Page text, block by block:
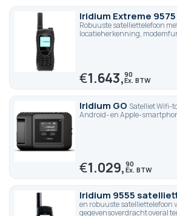
Iridium Extreme
Robuuste satelliettelefoon
locatieherkenning,
€1.643,90
Iridium GO Satelliet Wifi-
Android- en Apple-
€1.029,90
Iridium 9555
en robuuste satelliettelefoon
gegevensoverdracht overal